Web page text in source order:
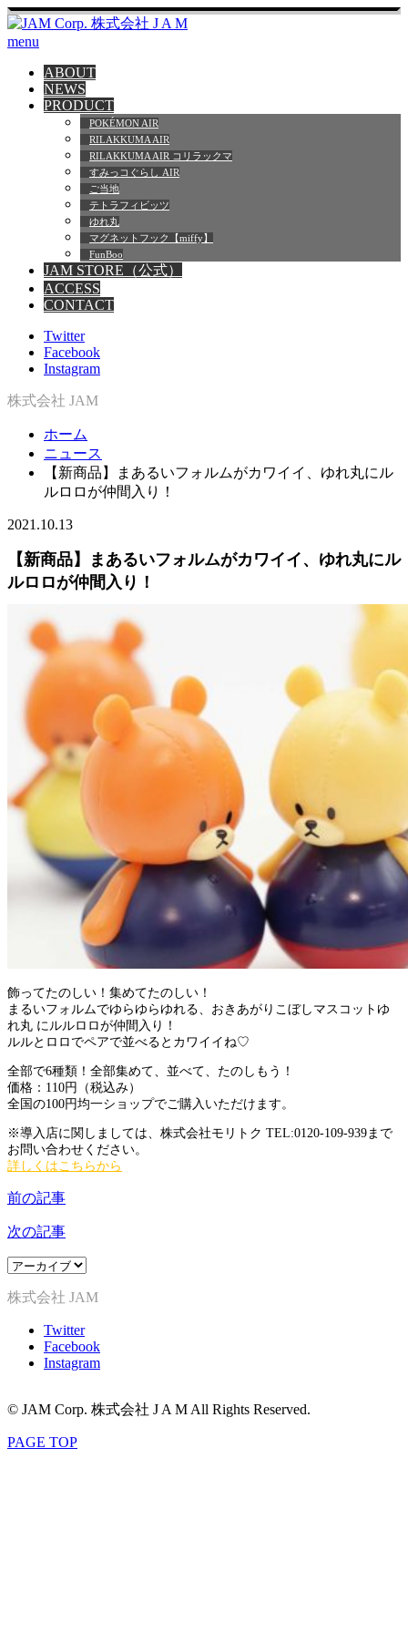
menu
ABOUT
NEWS
PRODUCT
POKÉMON AIR
RILAKKUMA AIR
RILAKKUMA AIR コリラックマ
すみっコぐらし AIR
ご当地
テトラフィビッツ
ゆれ丸
マグネットフック【miffy】
FunBoo
JAM STORE（公式）
ACCESS
CONTACT
Twitter
Facebook
Instagram
株式会社 JAM
ホーム
ニュース
【新商品】まあるいフォルムがカワイイ、ゆれ丸にル
ルロロが仲間入り！
2021.10.13
【新商品】まあるいフォルムがカワイイ、ゆれ丸にル
ルロロが仲間入り！
飾ってたのしい！集めてたのしい！
まるいフォルムでゆらゆらゆれる、おきあがりこぼしマスコットゆ
れ丸 にルルロロが仲間入り！
ルルとロロでペアで並べるとカワイイね♡
全部で6種類！全部集めて、並べて、たのしもう！
価格：110円（税込み）
全国の100円均一ショップでご購入いただけます。
※導入店に関しましては、株式会社モリトク TEL:0120-109-939まで
お問い合わせください。
詳しくはこちらから
前の記事
次の記事
株式会社 JAM
Twitter
Facebook
Instagram
© JAM Corp. 株式会社 J A M All Rights Reserved.
PAGE TOP